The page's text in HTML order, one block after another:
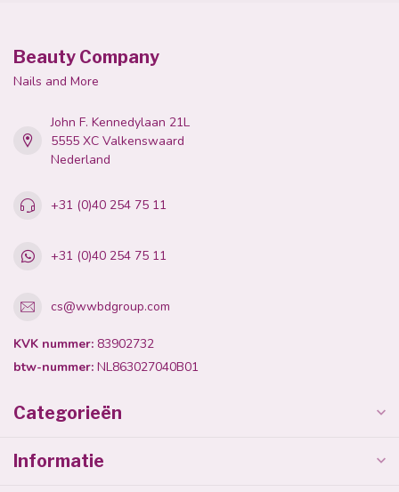
Beauty Company
Nails and More
John F. Kennedylaan 21L
5555 XC Valkenswaard
Nederland
+31 (0)40 254 75 11
+31 (0)40 254 75 11
cs@wwbdgroup.com
KVK nummer: 83902732
btw-nummer: NL863027040B01
Categorieën
Informatie